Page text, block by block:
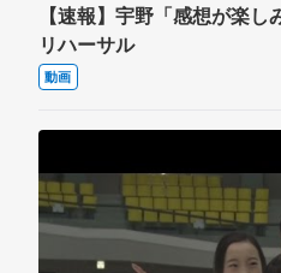
【速報】宇野「感想が楽
リハーサル
動画